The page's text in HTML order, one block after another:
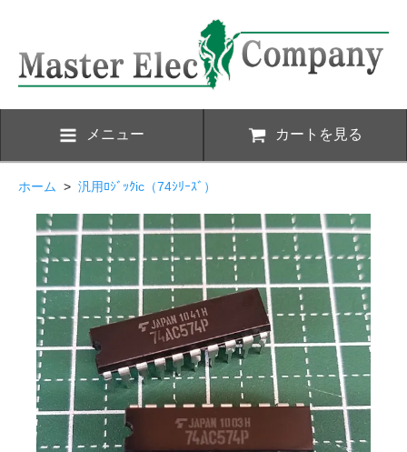
メニュー カートを見る
ホーム > 汎用ﾛｼﾞｯｸic（74ｼﾘｰｽﾞ）